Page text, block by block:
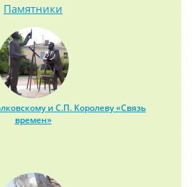
Памятники
и С.П. Королеву «Связь
времен»